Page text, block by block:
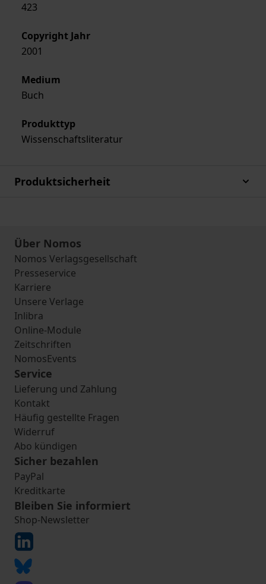
423
Copyright Jahr
2001
Medium
Buch
Produkttyp
Wissenschaftsliteratur
Produktsicherheit
Über Nomos
Nomos Verlagsgesellschaft
Presseservice
Karriere
Unsere Verlage
Inlibra
Online-Module
Zeitschriften
NomosEvents
Service
Lieferung und Zahlung
Kontakt
Häufig gestellte Fragen
Widerruf
Abo kündigen
Sicher bezahlen
PayPal
Kreditkarte
Bleiben Sie informiert
Shop-Newsletter